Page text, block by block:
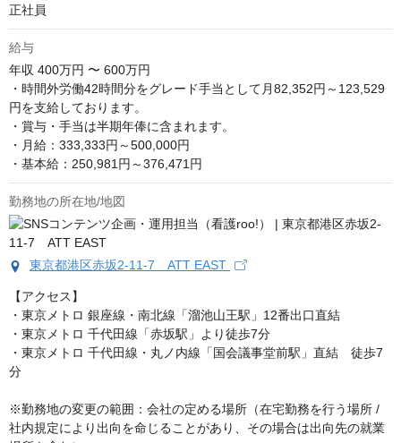
正社員
給与
年収 400万円 〜 600万円
・時間外労働42時間分をグレード手当として月82,352円～123,529
円を支給しております。
・賞与・手当は半期年俸に含まれます。
・月給：333,333円～500,000円
・基本給：250,981円～376,471円
勤務地の所在地/地図
東京都港区赤坂2-11-7 ATT EAST
【アクセス】
・東京メトロ 銀座線・南北線「溜池山王駅」12番出口直結
・東京メトロ 千代田線「赤坂駅」より徒歩7分
・東京メトロ 千代田線・丸ノ内線「国会議事堂前駅」直結　徒歩7
分
※勤務地の変更の範囲：会社の定める場所（在宅勤務を行う場所 /
社内規定により出向を命じることがあり、その場合は出向先の就業